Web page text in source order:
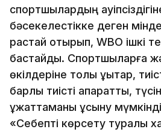
спортшылардың
бәсекелестікке деген
растай отырып, WBO ішкі
бастайды. Спортшыларға
өкілдеріне толық құқықтар,
барлық тиісті ақпаратты,
құжаттаманы ұсыну
«Себепті көрсету туралы